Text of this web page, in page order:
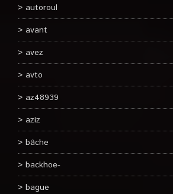
autoroul
avant
avez
avto
az48939
aziz
bâche
backhoe-
bague